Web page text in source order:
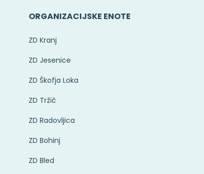
ORGANIZACIJSKE ENOTE
ZD Kranj
ZD Jesenice
ZD Škofja Loka
ZD Tržič
ZD Radovljica
ZD Bohinj
ZD Bled